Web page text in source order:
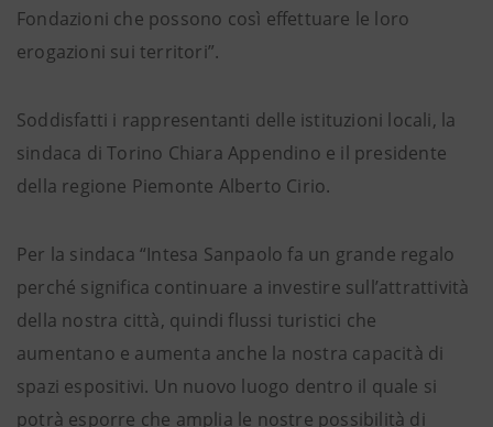
Fondazioni che possono così effettuare le loro
erogazioni sui territori”.
Soddisfatti i rappresentanti delle istituzioni locali, la
sindaca di Torino Chiara Appendino e il presidente
della regione Piemonte Alberto Cirio.
Per la sindaca “Intesa Sanpaolo fa un grande regalo
perché significa continuare a investire sull’attrattività
della nostra città, quindi flussi turistici che
aumentano e aumenta anche la nostra capacità di
spazi espositivi. Un nuovo luogo dentro il quale si
potrà esporre che amplia le nostre possibilità di